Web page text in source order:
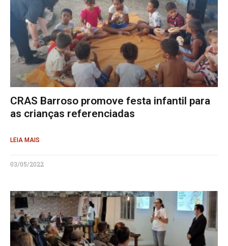
CRAS Barroso promove festa infantil para
as crianças referenciadas
LEIA MAIS
03/05/2022